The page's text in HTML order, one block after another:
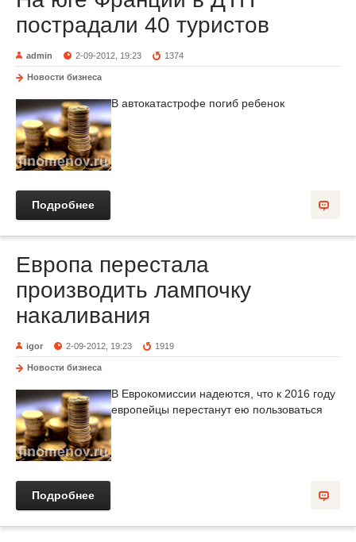
пострадали 40 туристов
admin 2-09-2012, 19:23 1374
Новости бизнеса
В автокатастрофе погиб ребенок
Подробнее
Европа перестала
производить лампочку
накаливания
igor 2-09-2012, 19:23 1919
Новости бизнеса
В Еврокомиссии надеются, что к 2016 году
европейцы перестанут ею пользоваться
Подробнее